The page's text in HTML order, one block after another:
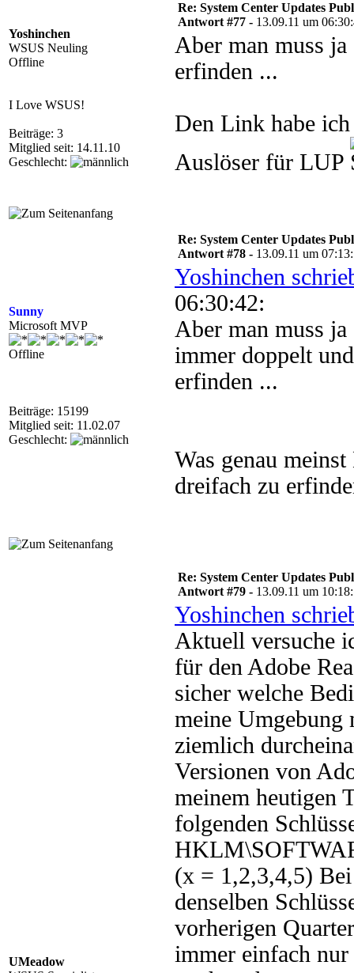
Yoshinchen
WSUS Neuling
Offline
I Love WSUS!
Beiträge: 3
Mitglied seit: 14.11.10
Geschlecht:
Re: System Center Updates
Antwort #77 - 13.09.11 um
Aber man muss
erfinden ...
Den Link habe
Auslöser für LUP
Sunny
Microsoft MVP
Offline
Beiträge: 15199
Mitglied seit: 11.02.07
Geschlecht:
Re: System Center Updates
Antwort #78 - 13.09.11 um
Yoshinchen
06:30:42:
Aber man muss
immer doppelt
erfinden ...
Was genau
dreifach zu
UMeadow
Re: System Center Updates
Antwort #79 - 13.09.11 um
Yoshinchen
Aktuell versuche
für den Adobe
sicher welche
meine Umgebung
ziemlich
Versionen von
meinem heutigen
folgenden
(x = 1,2,3,4,5)
denselben
vorherigen
immer einfach